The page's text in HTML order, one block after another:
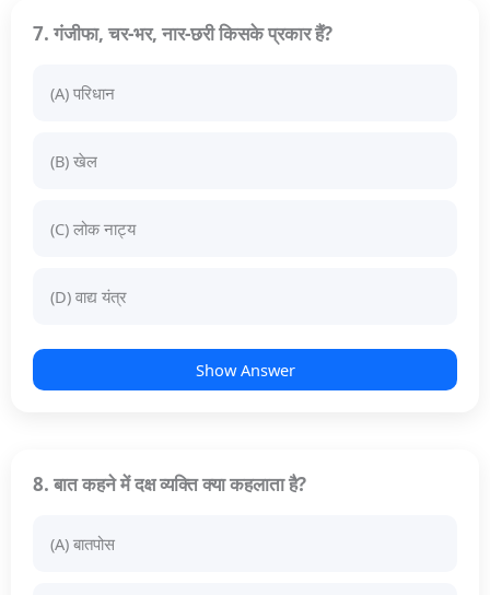
7. गंजीफा, चर-भर, नार-छरी किसके प्रकार हैं?
(A) परिधान
(B) खेल
(C) लोक नाट्य
(D) वाद्य यंत्र
Show Answer
8. बात कहने में दक्ष व्यक्ति क्या कहलाता है?
(A) बातपोस